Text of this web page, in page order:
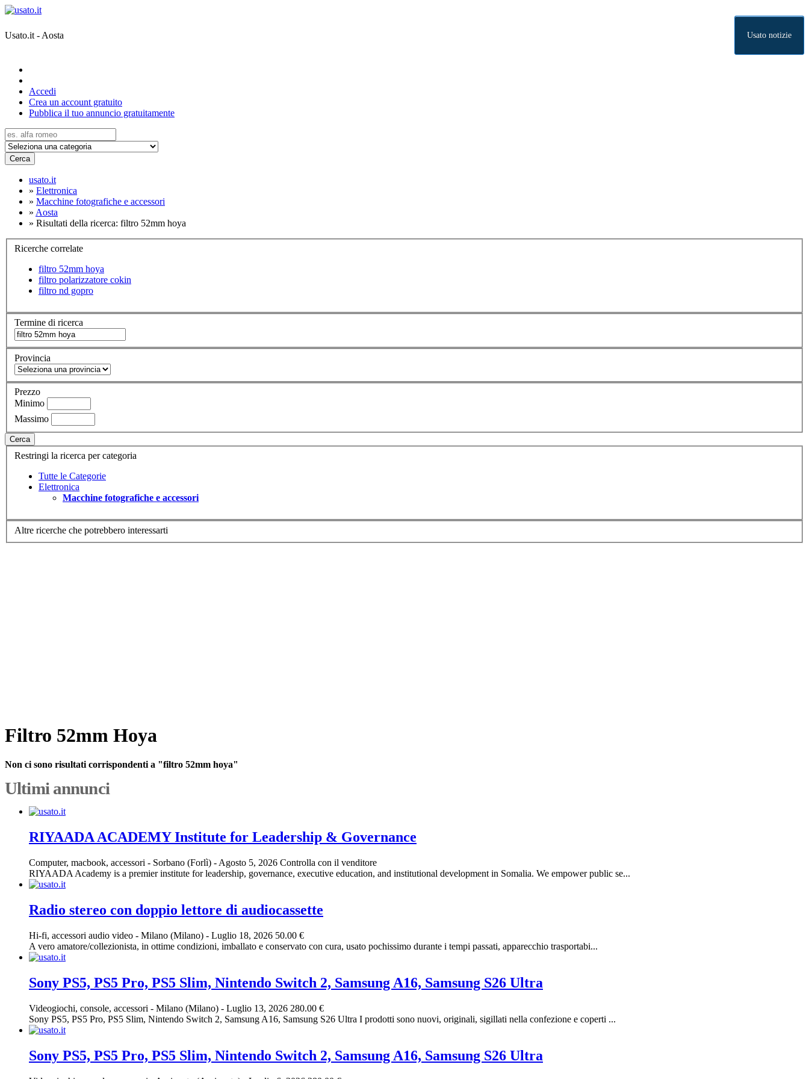
Usato.it - Aosta Usato notizie
Accedi
Crea un account gratuito
Pubblica il tuo annuncio gratuitamente
Cerca
usato.it
» Elettronica
» Macchine fotografiche e accessori
» Aosta
» Risultati della ricerca: filtro 52mm hoya
Ricerche correlate
filtro 52mm hoya
filtro polarizzatore cokin
filtro nd gopro
Termine di ricerca
Provincia
Prezzo
Minimo
Massimo
Cerca
Restringi la ricerca per categoria
Tutte le Categorie
Elettronica
Macchine fotografiche e accessori
Altre ricerche che potrebbero interessarti
Filtro 52mm Hoya
Non ci sono risultati corrispondenti a "filtro 52mm hoya"
Ultimi annunci
RIYAADA ACADEMY Institute for Leadership & Governance
Computer, macbook, accessori - Sorbano (Forlì) - Agosto 5, 2026 Controlla con il venditore
RIYAADA Academy is a premier institute for leadership, governance, executive education, and institutional development in Somalia. We empower public se...
Radio stereo con doppio lettore di audiocassette
Hi-fi, accessori audio video - Milano (Milano) - Luglio 18, 2026 50.00 €
A vero amatore/collezionista, in ottime condizioni, imballato e conservato con cura, usato pochissimo durante i tempi passati, apparecchio trasportabi...
Sony PS5, PS5 Pro, PS5 Slim, Nintendo Switch 2, Samsung A16, Samsung S26 Ultra
Videogiochi, console, accessori - Milano (Milano) - Luglio 13, 2026 280.00 €
Sony PS5, PS5 Pro, PS5 Slim, Nintendo Switch 2, Samsung A16, Samsung S26 Ultra I prodotti sono nuovi, originali, sigillati nella confezione e coperti ...
Sony PS5, PS5 Pro, PS5 Slim, Nintendo Switch 2, Samsung A16, Samsung S26 Ultra